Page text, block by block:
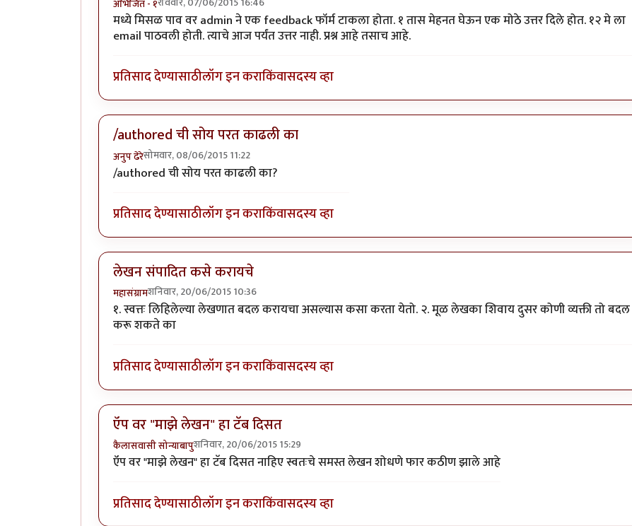
अभिजित - १
मध्ये मिसळ पाव वर admin ने एक feedback फॉर्म टाकला होता. १ तास मेहनत घेऊन एक मोठे उत्तर दिले होत. १२ मे ला
email पाठवली होती. त्याचे आज पर्यंत उत्तर नाही. प्रश्न आहे तसाच आहे.
प्रतिसाद देण्यासाठीलॉग इन कराकिंवासदस्य व्हा
/authored ची सोय परत काढली का
अनुप ढेरेसोमवार, 08/06/2015 11:22
/authored ची सोय परत काढली का?
प्रतिसाद देण्यासाठीलॉग इन कराकिंवासदस्य व्हा
लेखन संपादित कसे करायचे
महासंग्रामशनिवार, 20/06/2015 10:36
१. स्वत्तः लिहिलेल्या लेखणात बदल करायचा असल्यास कसा करता येतो. २. मूळ लेखका शिवाय दुसर कोणी व्यक्ती तो बदल
करू शकते का
प्रतिसाद देण्यासाठीलॉग इन कराकिंवासदस्य व्हा
ऍप वर "माझे लेखन" हा टॅब दिसत
कैलासवासी सोन्याबापुशनिवार, 20/06/2015 15:29
ऍप वर "माझे लेखन" हा टॅब दिसत नाहिए स्वतःचे समस्त लेखन शोधणे फार कठीण झाले आहे
प्रतिसाद देण्यासाठीलॉग इन कराकिंवासदस्य व्हा